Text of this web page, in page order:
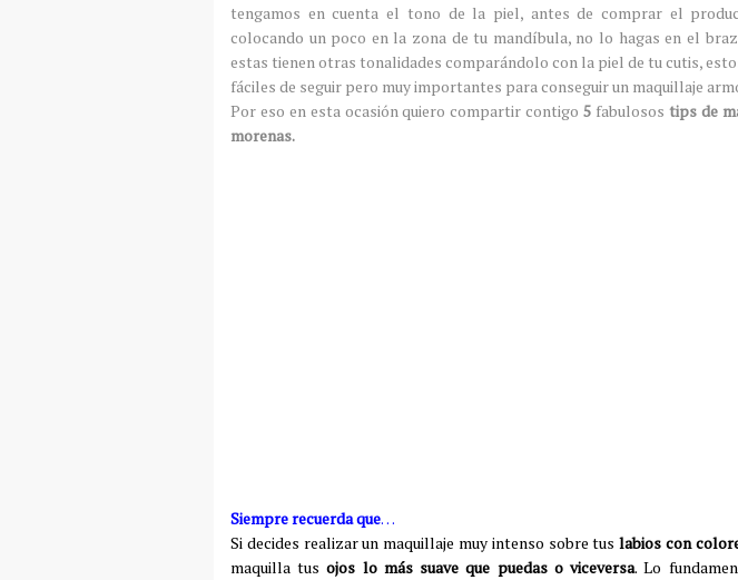
tengamos en cuenta el tono de la piel, antes de comprar el
colocando un poco en la zona de tu mandíbula, no lo hagas en el
estas tienen otras tonalidadescomparándolo con la piel de tu cutis,
fáciles de seguir pero muy importantes para conseguir un maquillaje
Por eso en esta ocasión quiero compartir contigo5 fabulosos tips de
morenas.
Siempre recuerda que…
Si decides realizar un maquillaje muy intenso sobre tuslabios con
maquilla tusojos lo más suave que puedas o viceversa. Lo